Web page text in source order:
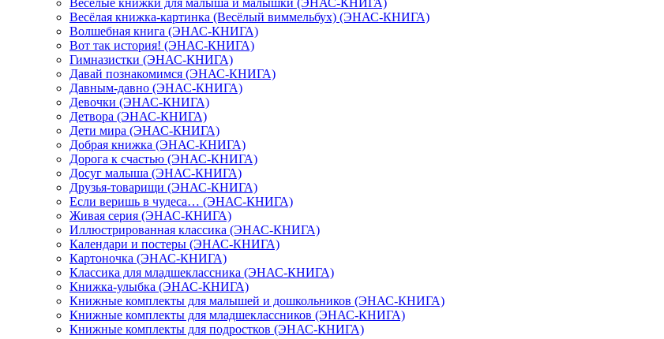
Весёлые книжки для малыша и малышки (ЭНАС-КНИГА)
Весёлая книжка-картинка (Весёлый виммельбух) (ЭНАС-КНИГА)
Волшебная книга (ЭНАС-КНИГА)
Вот так история! (ЭНАС-КНИГА)
Гимназистки (ЭНАС-КНИГА)
Давай познакомимся (ЭНАС-КНИГА)
Давным-давно (ЭНАС-КНИГА)
Девочки (ЭНАС-КНИГА)
Детвора (ЭНАС-КНИГА)
Дети мира (ЭНАС-КНИГА)
Добрая книжка (ЭНАС-КНИГА)
Дорога к счастью (ЭНАС-КНИГА)
Досуг малыша (ЭНАС-КНИГА)
Друзья-товарищи (ЭНАС-КНИГА)
Если веришь в чудеса… (ЭНАС-КНИГА)
Живая серия (ЭНАС-КНИГА)
Иллюстрированная классика (ЭНАС-КНИГА)
Календари и постеры (ЭНАС-КНИГА)
Картоночка (ЭНАС-КНИГА)
Классика для младшеклассника (ЭНАС-КНИГА)
Книжка-улыбка (ЭНАС-КНИГА)
Книжные комплекты для малышей и дошкольников (ЭНАС-КНИГА)
Книжные комплекты для младшеклассников (ЭНАС-КНИГА)
Книжные комплекты для подростков (ЭНАС-КНИГА)